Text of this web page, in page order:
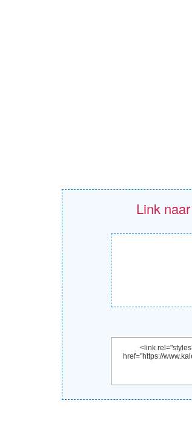
Link